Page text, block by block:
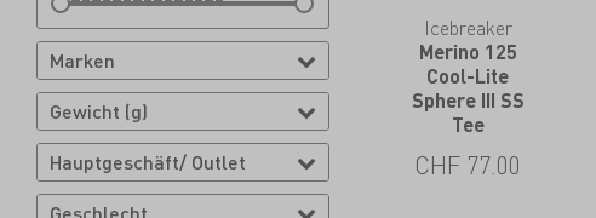
Marken
Gewicht (g)
Hauptgeschäft/ Outlet
Geschlecht
Icebreaker
Merino 125
Cool-Lite
Sphere III SS
Tee
CHF 77.00